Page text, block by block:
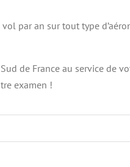
vol par an sur tout type
de France au service de
examen !